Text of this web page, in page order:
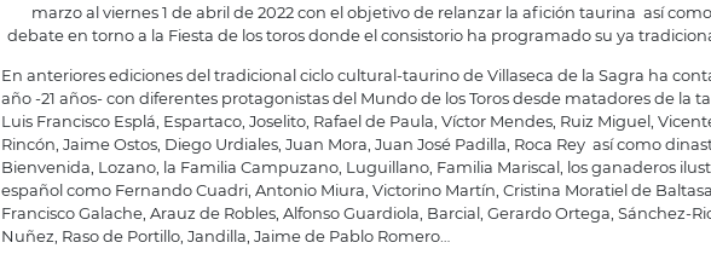
marzo al viernes 1 de abril de 2022 con el objetivo de relanzar la afición taurina así
debate en torno a la Fiesta de los toros donde el consistorio ha programado su ya
En anteriores ediciones del tradicional ciclo cultural-taurino de Villaseca de la Sagra ha
año -21 años- con diferentes protagonistas del Mundo de los Toros desde matadores de la
Luis Francisco Esplá, Espartaco, Joselito, Rafael de Paula, Víctor Mendes, Ruiz Miguel,
Rincón, Jaime Ostos, Diego Urdiales, Juan Mora, Juan José Padilla, Roca Rey así como
Bienvenida, Lozano, la Familia Campuzano, Luguillano, Familia Mariscal, los ganaderos
español como Fernando Cuadri, Antonio Miura, Victorino Martín, Cristina Moratiel de
Francisco Galache, Arauz de Robles, Alfonso Guardiola, Barcial, Gerardo Ortega, Sánchez-
Nuñez, Raso de Portillo, Jandilla, Jaime de Pablo Romero…